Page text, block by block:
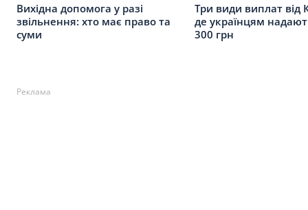
Вихідна допомога у разі
звільнення: хто має право та
суми
Три види виплат від
де українцям
300 грн
Реклама